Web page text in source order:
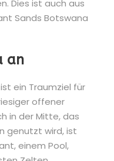
Dies ist auch aus
Sands Botswana
an
ein Traumziel für
offener
in der Mitte, das
genutzt wird, ist
einem Pool,